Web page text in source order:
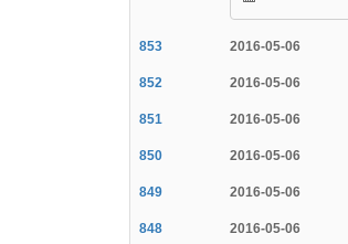
853 2016-05-06
852 2016-05-06
851 2016-05-06
850 2016-05-06
849 2016-05-06
848 2016-05-06